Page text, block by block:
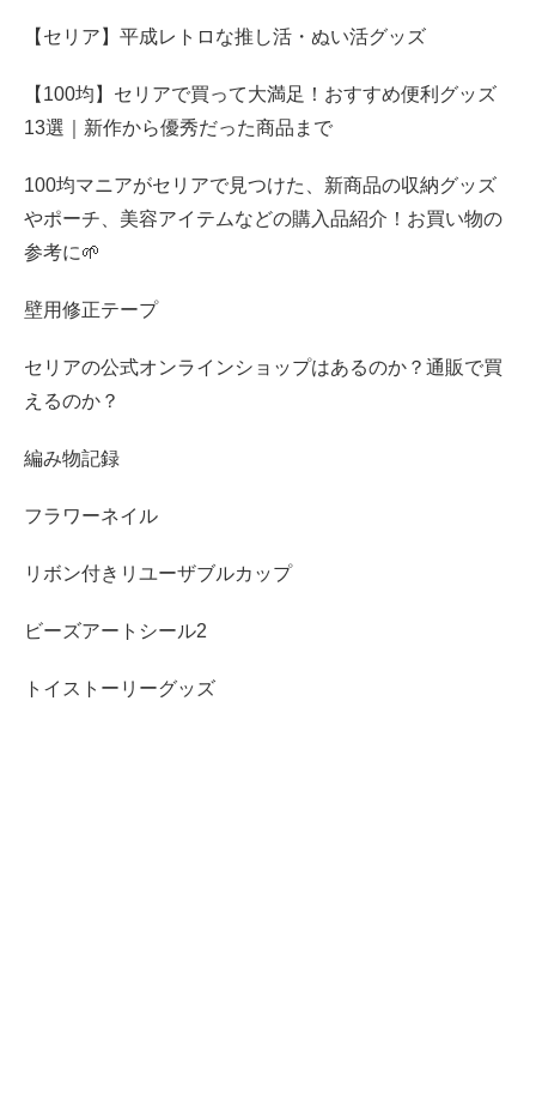
【セリア】平成レトロな推し活・ぬい活グッズ
【100均】セリアで買って大満足！おすすめ便利グッズ
13選｜新作から優秀だった商品まで
100均マニアがセリアで見つけた、新商品の収納グッズ
やポーチ、美容アイテムなどの購入品紹介！お買い物の
参考に🌱
壁用修正テープ
セリアの公式オンラインショップはあるのか？通販で買
えるのか？
編み物記録
フラワーネイル
リボン付きリユーザブルカップ
ビーズアートシール2
トイストーリーグッズ